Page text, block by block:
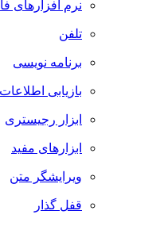
نرم افزارهای فارسی
تلفن
برنامه نویسی
بازیابی اطلاعات
ابزار رجیستری
ابزارهای مفید
ویرایشگر متن
قفل گذار